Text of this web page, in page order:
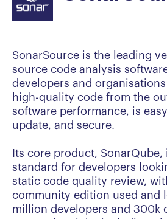
SonarSource is the leading
source code analysis
developers and
high-quality code from the
software performance, is
update, and secure.
Its core product, SonarQube,
standard for developers
static code quality review,
community edition used and
million developers and 300k